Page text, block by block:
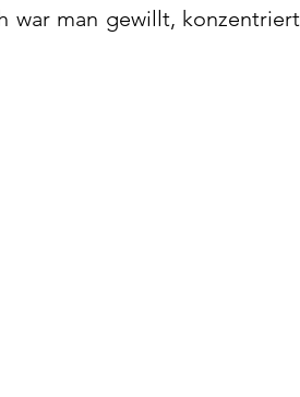
war man gewillt,